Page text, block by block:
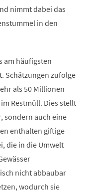
nimmt dabei das
in den
am häufigsten
Schätzungen zufolge
als 50 Millionen
Restmüll. Dies stellt
sondern auch eine
enthalten giftige
die in die Umwelt
nicht abbaubar
wodurch sie